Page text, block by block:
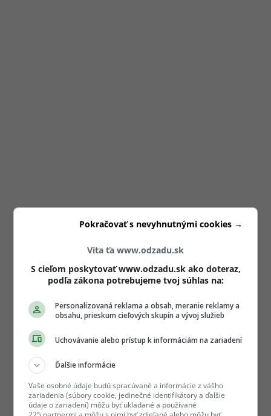
Víta ťa www.odzadu.sk
S cieľom poskytovať www.odzadu.sk ako doteraz,
podľa zákona potrebujeme tvoj súhlas na:
Personalizovaná reklama a obsah, meranie reklamy a
obsahu, prieskum cieľových skupín a vývoj služieb
Uchovávanie alebo prístup k informáciám na zariadení
Ďalšie informácie
Vaše osobné údaje budú spracúvané a informácie z vášho
zariadenia (súbory cookie, jedinečné identifikátory a ďalšie
údaje o zariadení) môžu byť ukladané a používané
Pokračovať s nevyhnutnými cookies →